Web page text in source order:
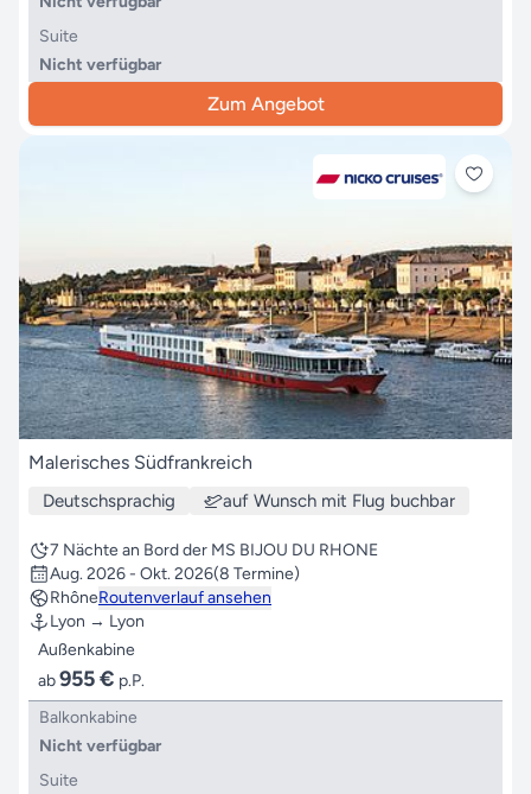
Suite
Nicht verfügbar
Zum Angebot
Malerisches Südfrankreich
Deutschsprachig auf Wunsch mit Flug buchbar
7 Nächte an Bord der MS BIJOU DU RHONE
Aug. 2026 - Okt. 2026(8 Termine)
RhôneRoutenverlauf ansehen
Lyon → Lyon
Außenkabine
ab955 € p.P.
Balkonkabine
Nicht verfügbar
Suite